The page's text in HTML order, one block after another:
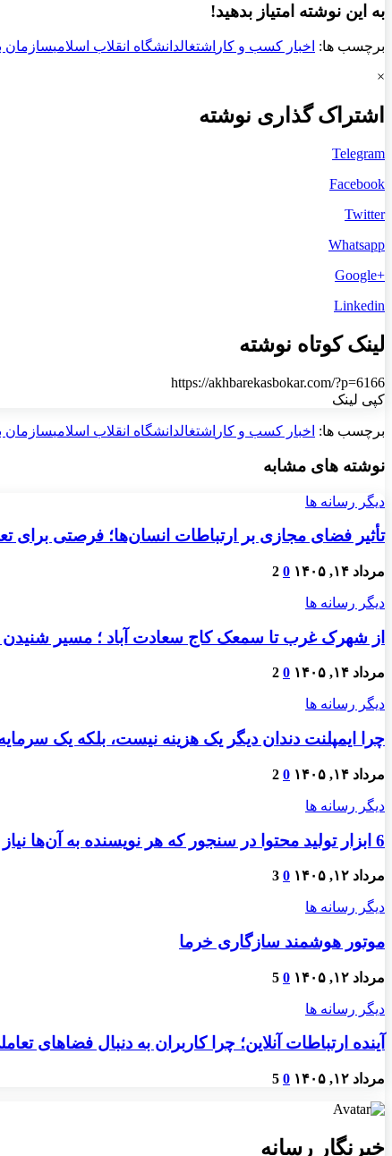
به این نوشته امتیاز بدهید!
برچسب ها: اخبار کسب و کار اشتغالدانشگاه انقلاب اسلامیسازمان
×
اشتراک گذاری نوشته
Telegram
Facebook
Twitter
Whatsapp
+Google
Linkedin
لینک کوتاه نوشته
https://akhbarekasbokar.com/?p=6166
کپی لینک
برچسب ها: اخبار کسب و کار اشتغالدانشگاه انقلاب اسلامیسازمان
نوشته های مشابه
دیگر رسانه ها
تأثیر فضای مجازی بر ارتباطات انسان‌ها؛ فرصتی برای
مرداد ۱۴, ۱۴۰۵ 0
2
دیگر رسانه ها
از شهرک غرب تا سمعک کاج سعادت آباد ؛ مسیر شنیدن
مرداد ۱۴, ۱۴۰۵ 0
2
دیگر رسانه ها
چرا ایمپلنت دندان دیگر یک هزینه نیست، بلکه یک
مرداد ۱۴, ۱۴۰۵ 0
2
دیگر رسانه ها
6 ابزار تولید محتوا در سنجور که هر نویسنده به آن‌ها نیاز دارد
مرداد ۱۲, ۱۴۰۵ 0
3
دیگر رسانه ها
موتور هوشمند سازگاری خرما
مرداد ۱۲, ۱۴۰۵ 0
5
دیگر رسانه ها
آینده ارتباطات آنلاین؛ چرا کاربران به دنبال فضاهای
مرداد ۱۲, ۱۴۰۵ 0
5
خبرنگار رسانه